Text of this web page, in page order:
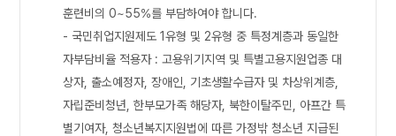
훈련비의 0~55%를 부담하여야 합니다.
- 국민취업지원제도 1유형 및 2유형 중 특정계층과 동일한
자부담비율 적용자 : 고용위기지역 및 특별고용지원업종 대
상자, 출소예정자, 장애인, 기초생활수급자 및 차상위계층,
자립준비청년, 한부모가족 해당자, 북한이탈주민, 아프간 특
별기여자, 청소년복지지원법에 따른 가정밖 청소년 지급된